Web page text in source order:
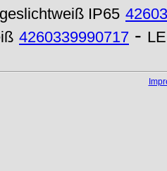
IP65
4260339990717 -